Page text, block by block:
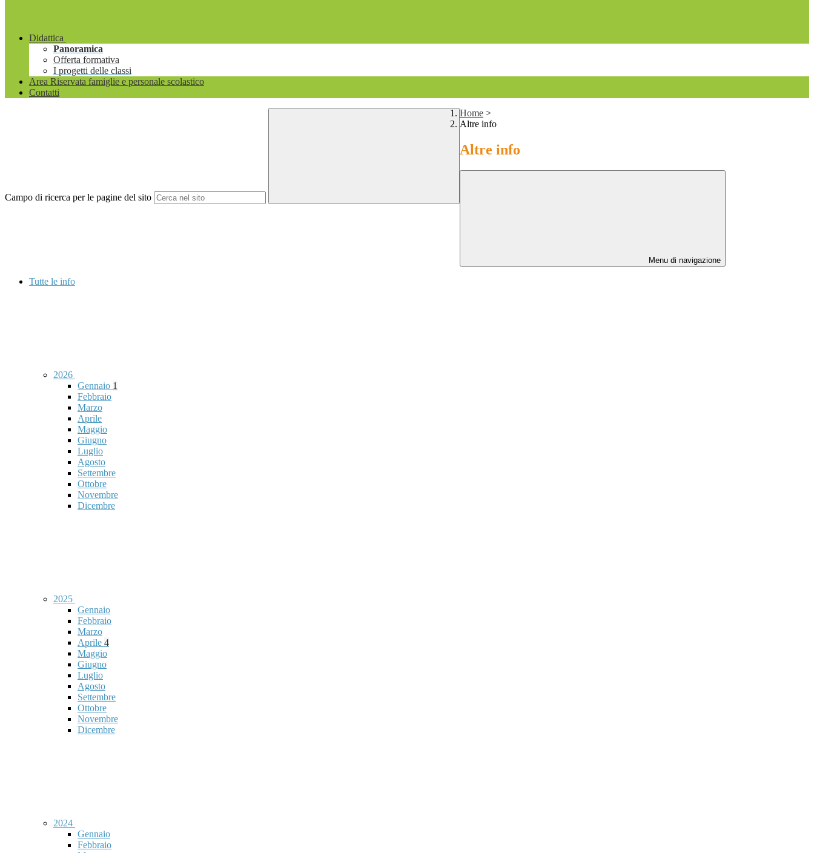
Didattica
Panoramica
Offerta formativa
I progetti delle classi
Area Riservata famiglie e personale scolastico
Contatti
Campo di ricerca per le pagine del sito
Home >
Altre info
Altre info
Menu di navigazione
Tutte le info
2026
Gennaio 1
Febbraio
Marzo
Aprile
Maggio
Giugno
Luglio
Agosto
Settembre
Ottobre
Novembre
Dicembre
2025
Gennaio
Febbraio
Marzo
Aprile 4
Maggio
Giugno
Luglio
Agosto
Settembre
Ottobre
Novembre
Dicembre
2024
Gennaio
Febbraio